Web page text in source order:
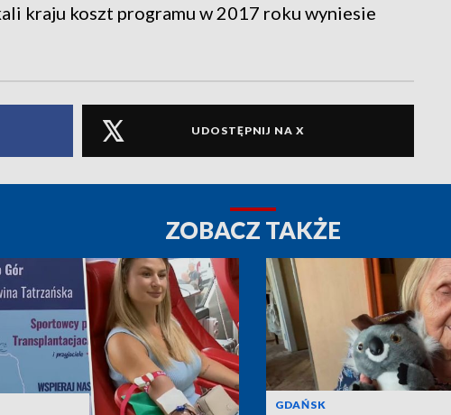
kraju koszt programu w 2017 roku wyniesie
UDOSTĘPNIJ NA X
ZOBACZ TAKŻE
GDAŃSK